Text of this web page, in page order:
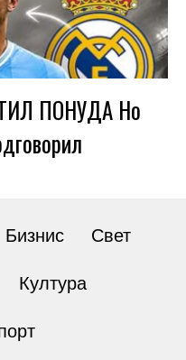
ПОНУДА Но
Бизнис Свет
Култура